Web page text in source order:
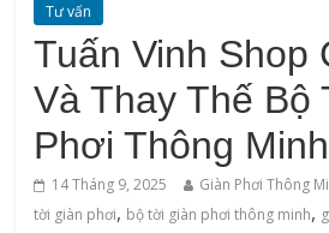
Tư vấn
Tuấn Vinh Shop
Và Thay Thế Bộ
Phơi Thông Minh
14 Tháng 9, 2025 Giàn Phơi Thông
tời giàn phơi, bộ tời giàn phơi thông minh,